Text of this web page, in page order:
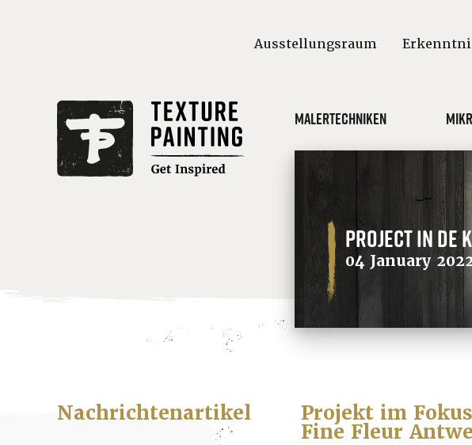
Ausstellungsraum
Malertechniken
Project in de
04 January
Nachrichtenartikel Projekt im
Fine Fleur